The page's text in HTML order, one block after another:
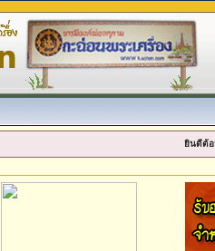
ยินดีต้อ